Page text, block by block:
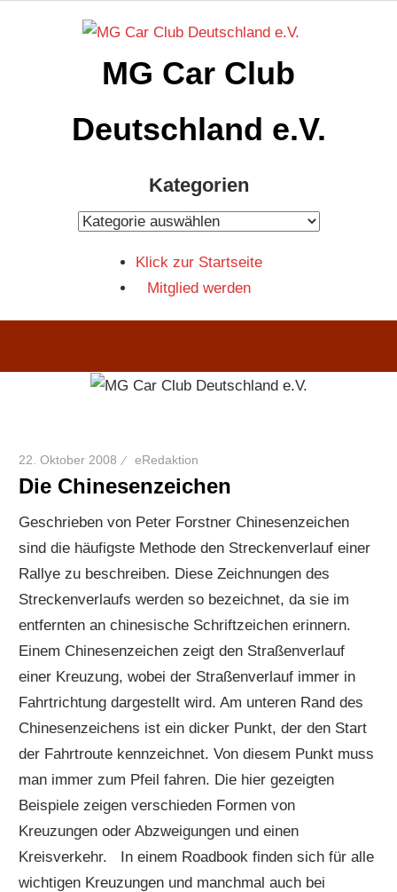
MG Car Club
Deutschland e.V.
Kategorien
Kategorien
Klick zur Startseite
Mitglied werden
22. Oktober 2008 eRedaktion
Die Chinesenzeichen
Geschrieben von Peter Forstner Chinesenzeichen
sind die häufigste Methode den Streckenverlauf einer
Rallye zu beschreiben. Diese Zeichnungen des
Streckenverlaufs werden so bezeichnet, da sie im
entfernten an chinesische Schriftzeichen erinnern.
Einem Chinesenzeichen zeigt den Straßenverlauf
einer Kreuzung, wobei der Straßenverlauf immer in
Fahrtrichtung dargestellt wird. Am unteren Rand des
Chinesenzeichens ist ein dicker Punkt, der den Start
der Fahrtroute kennzeichnet. Von diesem Punkt muss
man immer zum Pfeil fahren. Die hier gezeigten
Beispiele zeigen verschieden Formen von
Kreuzungen oder Abzweigungen und einen
Kreisverkehr. In einem Roadbook finden sich für alle
wichtigen Kreuzungen und manchmal auch bei